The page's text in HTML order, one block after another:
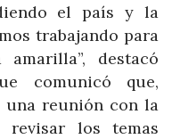
el país y la
trabajando para
destacó
comunicó que,
una reunión con la
revisar los temas